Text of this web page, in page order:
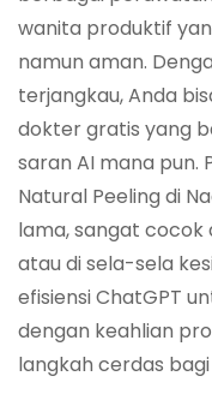
wanita produktif
namun aman.
terjangkau, Anda
dokter gratis yang
saran AI mana pun.
Natural Peeling di
lama, sangat cocok
atau di sela-sela
efisiensi ChatGPT
dengan keahlian
langkah cerdas